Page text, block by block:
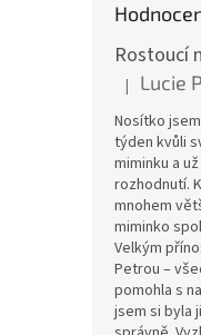
Hodnocení
| Lucie
Nosítko
týden kvůli
miminku a
rozhodnutí.
mnohem
miminko
Velkým
Petrou –
pomohla s
jsem si byla